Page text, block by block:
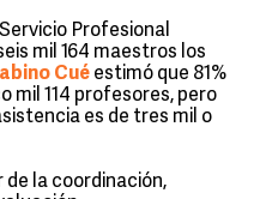
Profesional
mil 164 maestros los
Cué estimó que 81%
mil 114 profesores, pero
es de tres mil o
la coordinación,